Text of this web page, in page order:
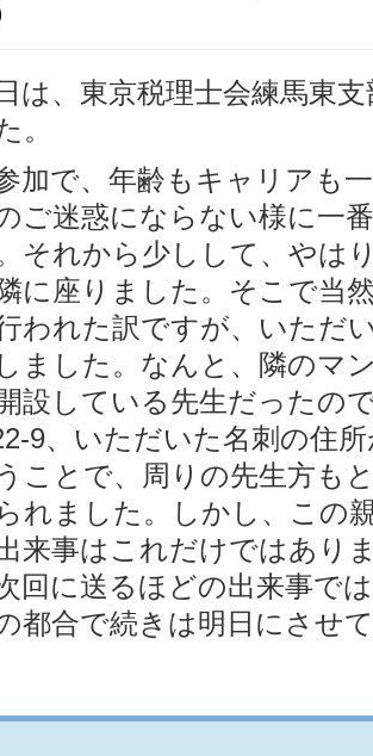
は、東京税理士会練馬東
。
加で、年齢もキャリアも
ご迷惑にならない様に一
それから少しして、やは
に座りました。そこで当
われた訳ですが、いただ
ました。なんと、隣のマ
設している先生だったの
9、いただいた名刺の住
ことで、周りの先生方も
れました。しかし、この
来事はこれだけではあり
次回に送るほどの出来事で
都合で続きは明日にさせ